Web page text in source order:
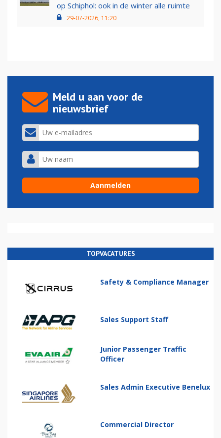
op Schiphol: ook in de winter alle ruimte
29-07-2026, 11:20
Meld u aan voor de
nieuwsbrief
TOPVACATURES
Safety & Compliance Manager
Sales Support Staff
Junior Passenger Traffic
Officer
Sales Admin Executive Benelux
Commercial Director